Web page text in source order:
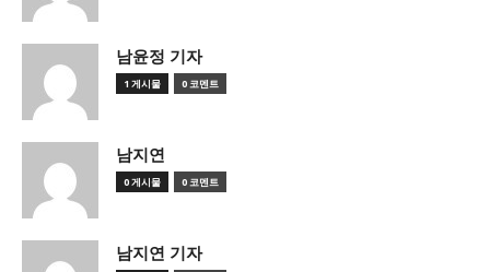
남윤정 기자
1 게시물 0 코멘트
남지연
0 게시물 0 코멘트
남지연 기자